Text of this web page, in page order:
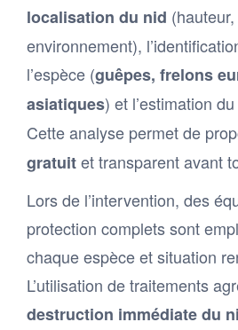
localisation du nid
environnement),
l’espèce (guêpes, frelons
asiatiques) et l’estimation
Cette analyse permet de
gratuitet transparent avant
Lors de l’intervention, des
protection complets sont
chaque espèce et situation
L’utilisation de traitements
destruction immédiate du